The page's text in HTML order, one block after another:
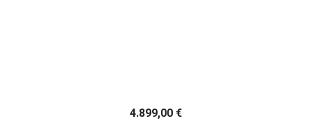
4.899,00 €